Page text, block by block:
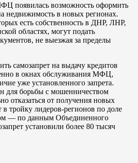
появилась возможность оформить
недвижимость в новых регионах.
есть собственность в ДНР, ЛНР,
областях, могут подать
не выезжая за пределы
самозапрет на выдачу кредитов
в окнах обслуживания МФЦ,
уже установленного запрета.
для борьбы с мошенничеством
отказаться от получения новых
тройку лидеров-регионов по доле
— по данным Объединенного
установили более 80 тысяч